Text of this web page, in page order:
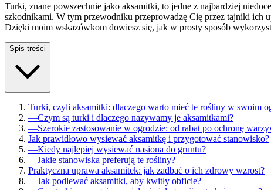
Turki, znane powszechnie jako aksamitki, to jedne z najbardziej
szkodnikami. W tym przewodniku przeprowadzę Cię przez tajniki ich
Dzięki moim wskazówkom dowiesz się, jak w prosty sposób
Spis treści
Turki, czyli aksamitki: dlaczego warto mieć te rośliny w swoim
—Czym są turki i dlaczego nazywamy je aksamitkami?
—Szerokie zastosowanie w ogrodzie: od rabat po ochronę
Jak prawidłowo wysiewać aksamitkę i przygotować stanowisko?
—Kiedy najlepiej wysiewać nasiona do gruntu?
—Jakie stanowiska preferują te rośliny?
Praktyczna uprawa aksamitek: jak zadbać o ich zdrowy wzrost?
—Jak podlewać aksamitki, aby kwitły obficie?